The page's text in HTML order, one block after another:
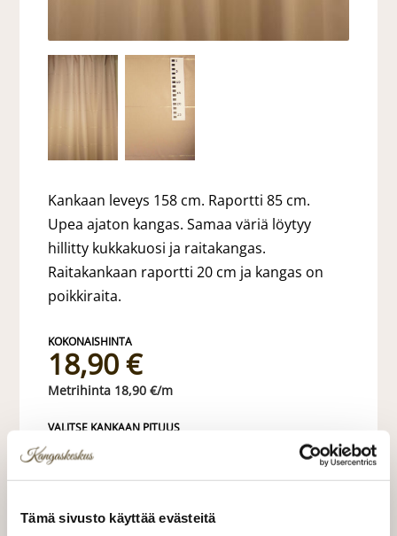
Tämä sivusto käyttää evästeitä
Kankaan leveys 158 cm. Raportti 85 cm.
Upea ajaton kangas. Samaa väriä löytyy
hillitty kukkakuosi ja raitakangas.
Raitakankaan raportti 20 cm ja kangas on
poikkiraita.
18,90 €
18,90 €/m
VALITSE KANKAAN PITUUS